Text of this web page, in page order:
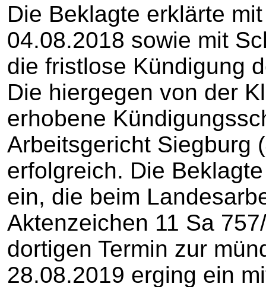
Die Beklagte erklärte
04.08.2018 sowie mit
die fristlose Kündigung
Die hiergegen von der
erhobene
Arbeitsgericht Siegburg
erfolgreich. Die
ein, die beim
Aktenzeichen 11 Sa
dortigen Termin zur
28.08.2019 erging ein